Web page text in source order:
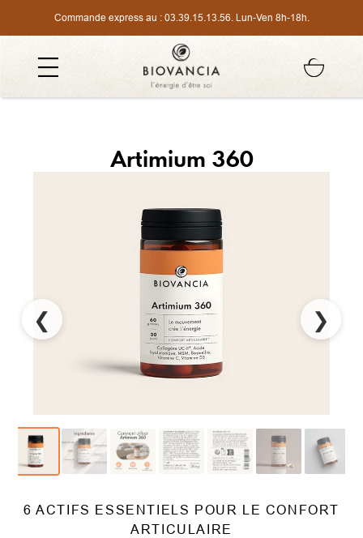
Commande express au : 03.39.15.13.56. Lun-Ven 8h-18h.
Artimium 360
❮ ❯
6 ACTIFS ESSENTIELS POUR LE CONFORT
ARTICULAIRE